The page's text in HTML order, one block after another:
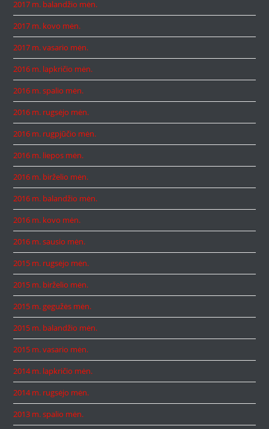
2017 m. balandžio mėn.
2017 m. kovo mėn.
2017 m. vasario mėn.
2016 m. lapkričio mėn.
2016 m. spalio mėn.
2016 m. rugsėjo mėn.
2016 m. rugpjūčio mėn.
2016 m. liepos mėn.
2016 m. birželio mėn.
2016 m. balandžio mėn.
2016 m. kovo mėn.
2016 m. sausio mėn.
2015 m. rugsėjo mėn.
2015 m. birželio mėn.
2015 m. gegužės mėn.
2015 m. balandžio mėn.
2015 m. vasario mėn.
2014 m. lapkričio mėn.
2014 m. rugsėjo mėn.
2013 m. spalio mėn.